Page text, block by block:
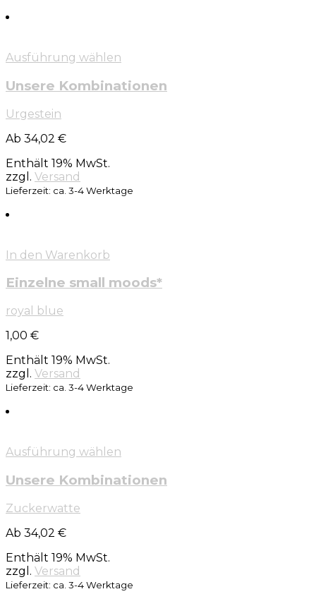
Ausführung wählen
Unsere Kombinationen
Urgestein
Ab 34,02 €
Enthält 19% MwSt.
zzgl. Versand
Lieferzeit: ca. 3-4 Werktage
In den Warenkorb
Einzelne small moods*
royal blue
1,00 €
Enthält 19% MwSt.
zzgl. Versand
Lieferzeit: ca. 3-4 Werktage
Ausführung wählen
Unsere Kombinationen
Zuckerwatte
Ab 34,02 €
Enthält 19% MwSt.
zzgl. Versand
Lieferzeit: ca. 3-4 Werktage